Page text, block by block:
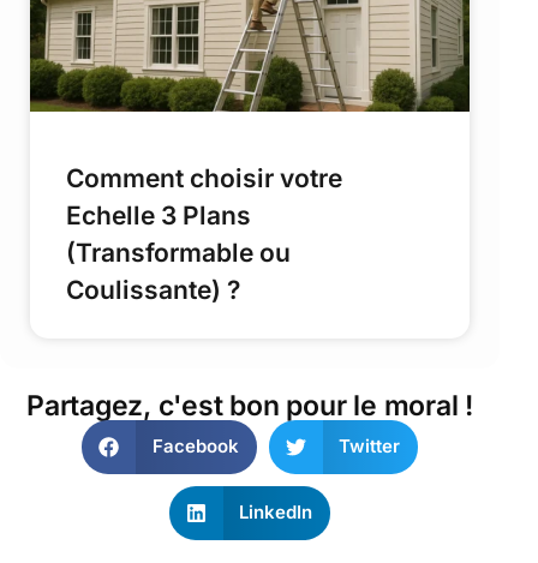
Comment choisir votre
Echelle 3 Plans
(Transformable ou
Coulissante) ?
Partagez, c'est bon pour le moral !
Facebook Twitter
LinkedIn